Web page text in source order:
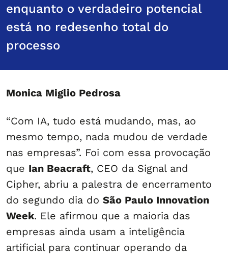
enquanto o verdadeiro potencial
está no redesenho total do
processo
Monica Miglio Pedrosa
“Com IA, tudo está mudando, mas, ao
mesmo tempo, nada mudou de verdade
nas empresas”. Foi com essa provocação
que Ian Beacraft, CEO da Signal and
Cipher, abriu a palestra de encerramento
do segundo dia do São Paulo Innovation
Week. Ele afirmou que a maioria das
empresas ainda usam a inteligência
artificial para continuar operando da